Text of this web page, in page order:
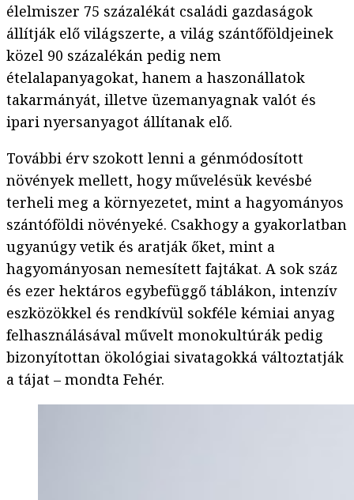
élelmiszer 75 százalékát családi gazdaságok
állítják elő világszerte, a világ szántőföldjeinek
közel 90 százalékán pedig nem
ételalapanyagokat, hanem a haszonállatok
takarmányát, illetve üzemanyagnak valót és
ipari nyersanyagot állítanak elő.
További érv szokott lenni a génmódosított
növények mellett, hogy művelésük kevésbé
terheli meg a környezetet, mint a hagyományos
szántóföldi növényeké. Csakhogy a gyakorlatban
ugyanúgy vetik és aratják őket, mint a
hagyományosan nemesített fajtákat. A sok száz
és ezer hektáros egybefüggő táblákon, intenzív
eszközökkel és rendkívül sokféle kémiai anyag
felhasználásával művelt monokultúrák pedig
bizonyítottan ökológiai sivatagokká változtatják
a tájat – mondta Fehér.